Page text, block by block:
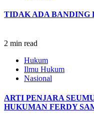
TIDAK ADA BANDING
2 min read
Hukum
Ilmu Hukum
Nasional
ARTI PENJARA
HUKUMAN FERDY